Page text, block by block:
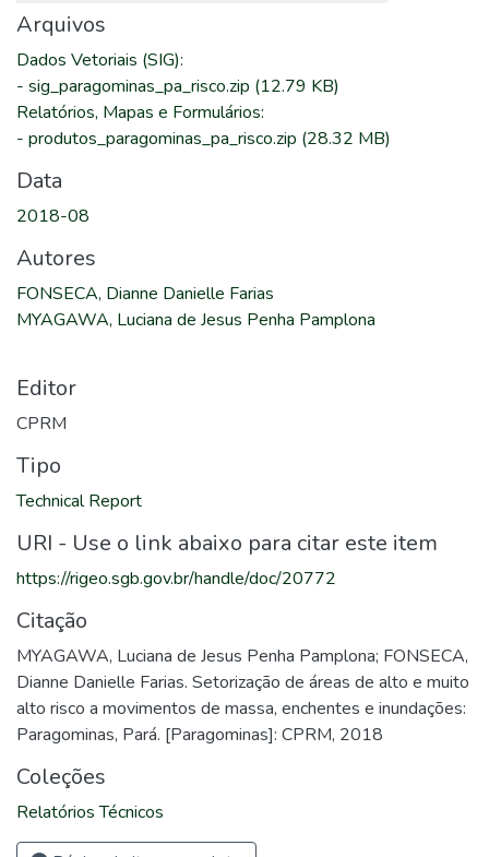
Arquivos
Dados Vetoriais (SIG):
- sig_paragominas_pa_risco.zip (12.79 KB)
Relatórios, Mapas e Formulários:
- produtos_paragominas_pa_risco.zip (28.32 MB)
Data
2018-08
Autores
FONSECA, Dianne Danielle Farias
MYAGAWA, Luciana de Jesus Penha Pamplona
Editor
CPRM
Tipo
Technical Report
URI - Use o link abaixo para citar este item
https://rigeo.sgb.gov.br/handle/doc/20772
Citação
MYAGAWA, Luciana de Jesus Penha Pamplona; FONSECA,
Dianne Danielle Farias. Setorização de áreas de alto e muito
alto risco a movimentos de massa, enchentes e inundações:
Paragominas, Pará. [Paragominas]: CPRM, 2018
Coleções
Relatórios Técnicos